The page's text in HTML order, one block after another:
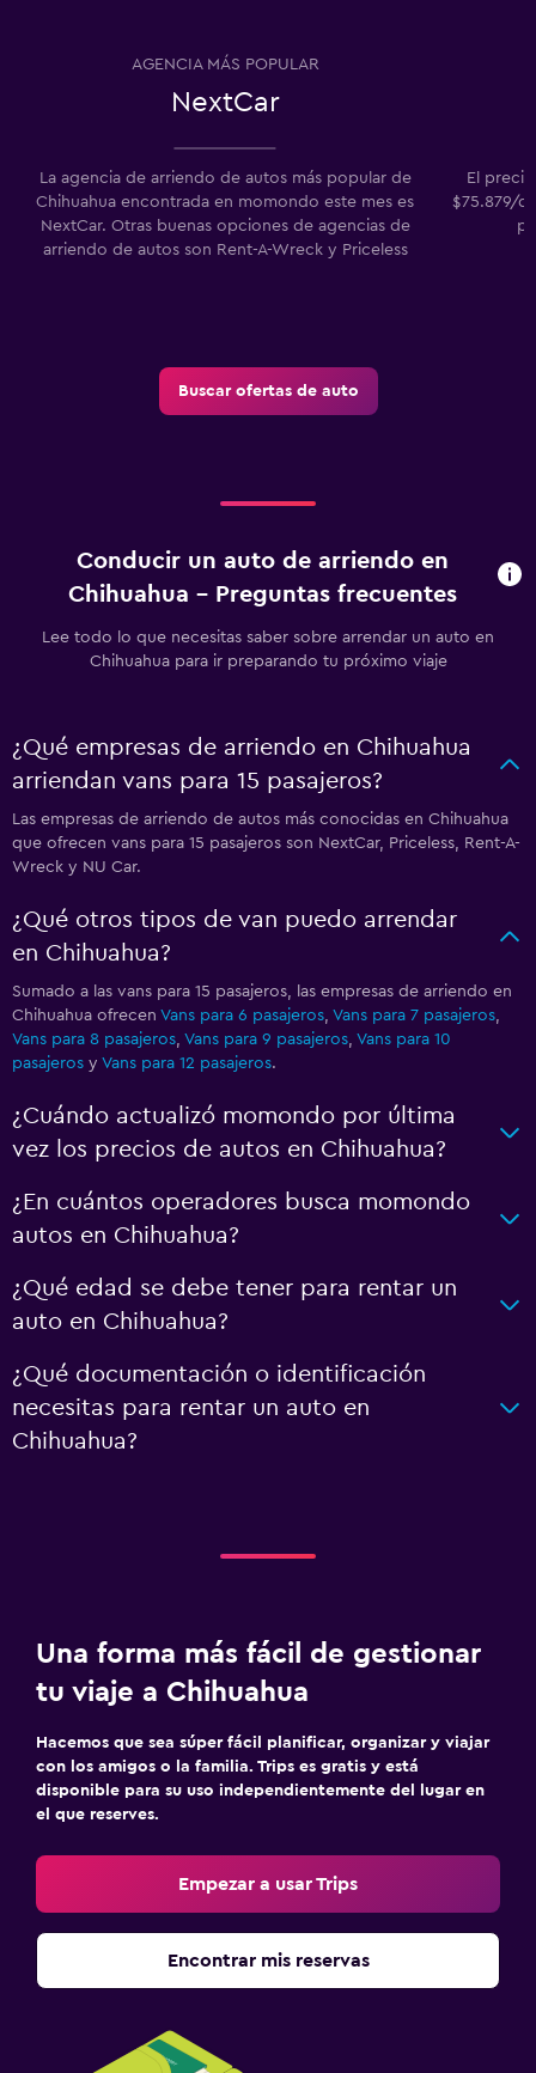
AGENCIA MÁS POPULAR
NextCar
La agencia de arriendo de autos más popular de
Chihuahua encontrada en momondo este mes es
NextCar. Otras buenas opciones de agencias de
arriendo de autos son Rent-A-Wreck y Priceless
El
$75.879/
Buscar ofertas de auto
Conducir un auto de arriendo en
Chihuahua - Preguntas frecuentes
Lee todo lo que necesitas saber sobre arrendar un auto en
Chihuahua para ir preparando tu próximo viaje
¿Qué empresas de arriendo en Chihuahua
arriendan vans para 15 pasajeros?
Las empresas de arriendo de autos más conocidas en Chihuahua
que ofrecen vans para 15 pasajeros son NextCar, Priceless, Rent-A-
Wreck y NU Car.
¿Qué otros tipos de van puedo arrendar
en Chihuahua?
Sumado a las vans para 15 pasajeros, las empresas de arriendo en
Chihuahua ofrecen Vans para 6 pasajeros Vans para 7 pasajeros
Vans para 8 pasajeros Vans para 9 pasajeros Vans para 10
pasajeros y Vans para 12 pasajeros.
¿Cuándo actualizó momondo por última
vez los precios de autos en Chihuahua?
¿En cuántos operadores busca momondo
autos en Chihuahua?
¿Qué edad se debe tener para rentar un
auto en Chihuahua?
¿Qué documentación o identificación
necesitas para rentar un auto en
Chihuahua?
Una forma más fácil de gestionar
tu viaje a Chihuahua
Hacemos que sea súper fácil planificar, organizar y viajar
con los amigos o la familia. Trips es gratis y está
disponible para su uso independientemente del lugar en
el que reserves.
Empezar a usar Trips
Encontrar mis reservas